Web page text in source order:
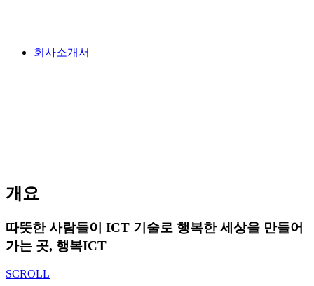
회사소개서
개요
따뜻한 사람들이 ICT 기술로 행복한 세상을 만들어
가는 곳, 행복ICT
SCROLL